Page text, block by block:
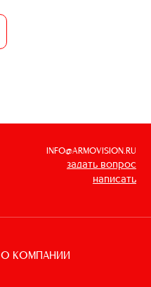
INFO@ARMOVISION.RU
задать вопрос
написать
О КОМПАНИИ